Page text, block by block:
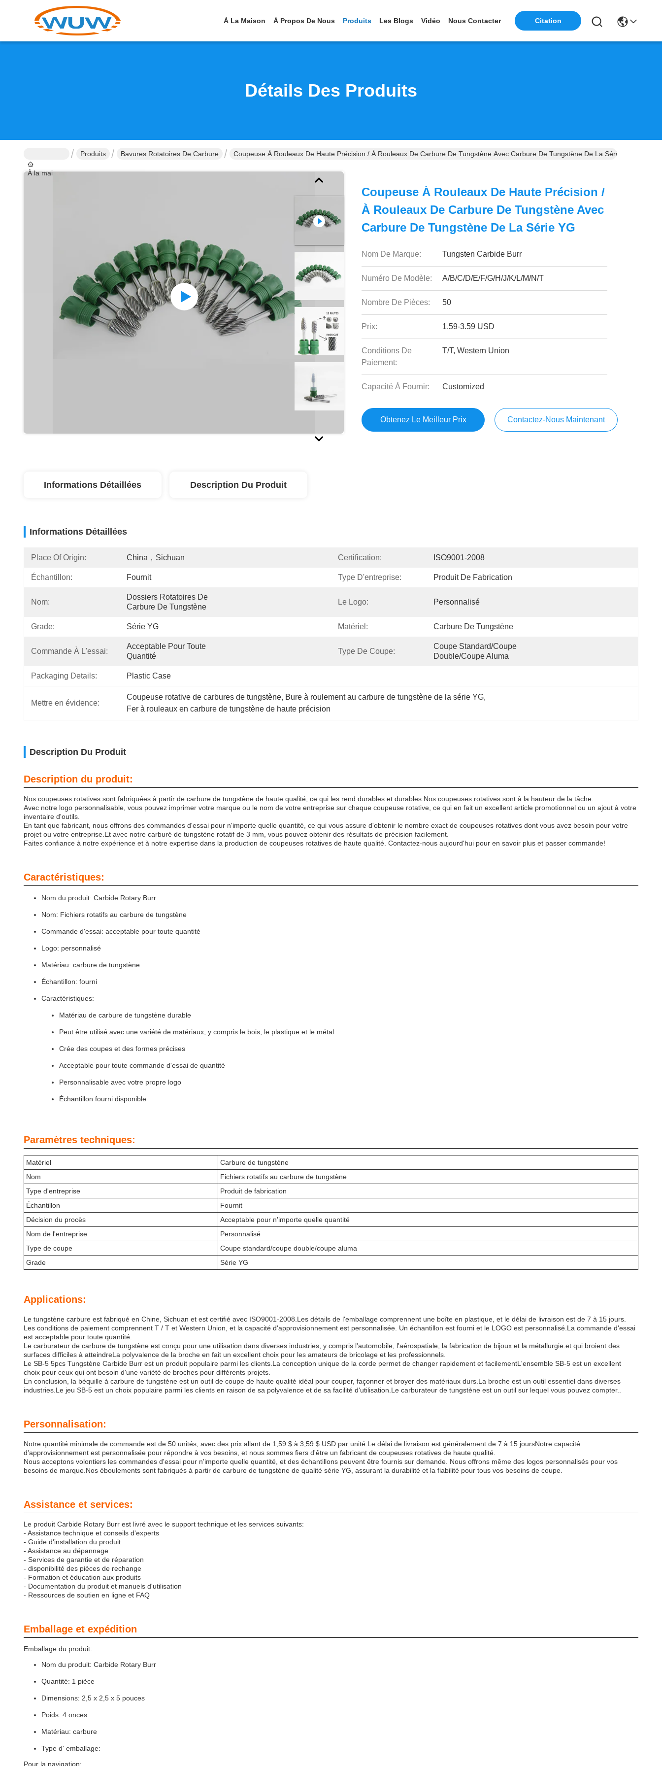
À La Maison À Propos De Nous Produits Les Blogs Vidéo Nous Contacter Citation
Détails Des Produits
À la maison
Produits Bavures Rotatoires De Carbure Coupeuse À Rouleaux De Haute Précision / À Rouleaux De Carbure De Tungstène Avec Carbure De Tungstène De La Série YG
Coupeuse À Rouleaux De Haute Précision /
À Rouleaux De Carbure De Tungstène Avec
Carbure De Tungstène De La Série YG
Nom De Marque: Tungsten Carbide Burr
Numéro De Modèle: A/B/C/D/E/F/G/H/J/K/L/M/N/T
Nombre De Pièces: 50
Prix: 1.59-3.59 USD
Conditions De
Paiement:
T/T, Western Union
Capacité À Fournir: Customized
Obtenez Le Meilleur Prix Contactez-Nous Maintenant
Informations Détaillées Description Du Produit
Informations Détaillées
Place Of Origin: China，Sichuan Certification: ISO9001-2008
Échantillon: Fournit Type D'entreprise: Produit De Fabrication
Nom:
Dossiers Rotatoires De
Carbure De Tungstène
Le Logo: Personnalisé
Grade: Série YG Matériel: Carbure De Tungstène
Commande À L'essai:
Acceptable Pour Toute
Quantité
Type De Coupe:
Coupe Standard/coupe
Double/coupe Aluma
Packaging Details: Plastic Case
Mettre en évidence:
Coupeuse rotative de carbures de tungstène, Bure à roulement au carbure de tungstène de la série YG,
Fer à rouleaux en carbure de tungstène de haute précision
Description Du Produit
Description du produit:
Nos coupeuses rotatives sont fabriquées à partir de carbure de tungstène de haute qualité, ce qui les rend durables et durables.Nos coupeuses rotatives sont à la hauteur de la tâche.
Avec notre logo personnalisable, vous pouvez imprimer votre marque ou le nom de votre entreprise sur chaque coupeuse rotative, ce qui en fait un excellent article promotionnel ou un ajout à votre
inventaire d'outils.
En tant que fabricant, nous offrons des commandes d'essai pour n'importe quelle quantité, ce qui vous assure d'obtenir le nombre exact de coupeuses rotatives dont vous avez besoin pour votre
projet ou votre entreprise.Et avec notre carburé de tungstène rotatif de 3 mm, vous pouvez obtenir des résultats de précision facilement.
Faites confiance à notre expérience et à notre expertise dans la production de coupeuses rotatives de haute qualité. Contactez-nous aujourd'hui pour en savoir plus et passer commande!
Caractéristiques:
Nom du produit: Carbide Rotary Burr
Nom: Fichiers rotatifs au carbure de tungstène
Commande d'essai: acceptable pour toute quantité
Logo: personnalisé
Matériau: carbure de tungstène
Échantillon: fourni
Caractéristiques:
Matériau de carbure de tungstène durable
Peut être utilisé avec une variété de matériaux, y compris le bois, le plastique et le métal
Crée des coupes et des formes précises
Acceptable pour toute commande d'essai de quantité
Personnalisable avec votre propre logo
Échantillon fourni disponible
Paramètres techniques:
Matériel
Carbure de tungstène
Nom
Fichiers rotatifs au carbure de tungstène
Type d'entreprise
Produit de fabrication
Échantillon
Fournit
Décision du procès
Acceptable pour n'importe quelle quantité
Nom de l'entreprise
Personnalisé
Type de coupe
Coupe standard/coupe double/coupe aluma
Grade
Série YG
Applications:
Le tungstène carbure est fabriqué en Chine, Sichuan et est certifié avec ISO9001-2008.Les détails de l'emballage comprennent une boîte en plastique, et le délai de livraison est de 7 à 15 jours.
Les conditions de paiement comprennent T / T et Western Union, et la capacité d'approvisionnement est personnalisée. Un échantillon est fourni et le LOGO est personnalisé.La commande d'essai
est acceptable pour toute quantité.
Le carburateur de carbure de tungstène est conçu pour une utilisation dans diverses industries, y compris l'automobile, l'aérospatiale, la fabrication de bijoux et la métallurgie.et qui broient des
surfaces difficiles à atteindreLa polyvalence de la broche en fait un excellent choix pour les amateurs de bricolage et les professionnels.
Le SB-5 5pcs Tungstène Carbide Burr est un produit populaire parmi les clients.La conception unique de la corde permet de changer rapidement et facilementL'ensemble SB-5 est un excellent
choix pour ceux qui ont besoin d'une variété de broches pour différents projets.
En conclusion, la béquille à carbure de tungstène est un outil de coupe de haute qualité idéal pour couper, façonner et broyer des matériaux durs.La broche est un outil essentiel dans diverses
industries.Le jeu SB-5 est un choix populaire parmi les clients en raison de sa polyvalence et de sa facilité d'utilisation.Le carburateur de tungstène est un outil sur lequel vous pouvez compter..
Personnalisation:
Notre quantité minimale de commande est de 50 unités, avec des prix allant de 1,59 $ à 3,59 $ USD par unité.Le délai de livraison est généralement de 7 à 15 joursNotre capacité
d'approvisionnement est personnalisée pour répondre à vos besoins, et nous sommes fiers d'être un fabricant de coupeuses rotatives de haute qualité.
Nous acceptons volontiers les commandes d'essai pour n'importe quelle quantité, et des échantillons peuvent être fournis sur demande. Nous offrons même des logos personnalisés pour vos
besoins de marque.Nos éboulements sont fabriqués à partir de carbure de tungstène de qualité série YG, assurant la durabilité et la fiabilité pour tous vos besoins de coupe.
Assistance et services:
Le produit Carbide Rotary Burr est livré avec le support technique et les services suivants:
- Assistance technique et conseils d'experts
- Guide d'installation du produit
- Assistance au dépannage
- Services de garantie et de réparation
- disponibilité des pièces de rechange
- Formation et éducation aux produits
- Documentation du produit et manuels d'utilisation
- Ressources de soutien en ligne et FAQ
Emballage et expédition
Emballage du produit:
Nom du produit: Carbide Rotary Burr
Quantité: 1 pièce
Dimensions: 2,5 x 2,5 x 5 pouces
Poids: 4 onces
Matériau: carbure
Type d' emballage:
Pour la navigation: